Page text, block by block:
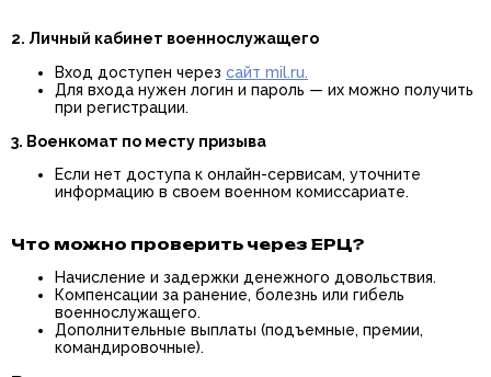
2. Личный кабинет военнослужащего
Вход доступен через сайт mil.ru
Для входа нужен логин и пароль — их можно получить
при регистрации.
3. Военкомат по месту призыва
Если нет доступа к онлайн-сервисам, уточните
информацию в своем военном комиссариате.
Что можно проверить через ЕРЦ?
Начисление и задержки денежного довольствия.
Компенсации за ранение, болезнь или гибель
военнослужащего.
Дополнительные выплаты (подъемные, премии,
командировочные).